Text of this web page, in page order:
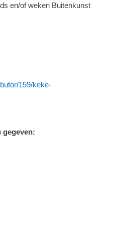
en/of weken Buitenkunst
159/keke-
gegeven: